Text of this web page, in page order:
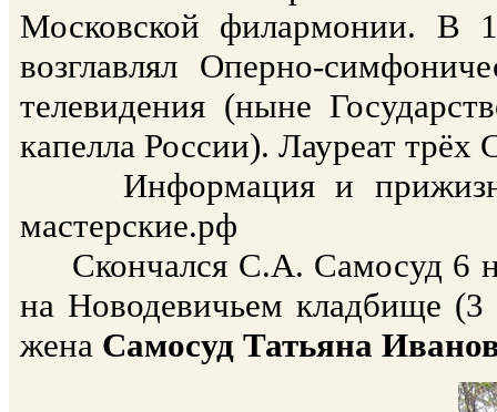
Московской филармонии. В
возглавлял Оперно-
телевидения (ныне
капелла России). Лауреат
Информация и
мастерские.рф
Скончался С.А. Самосуд 6
на Новодевичьем кладбище
жена Самосуд Татьяна